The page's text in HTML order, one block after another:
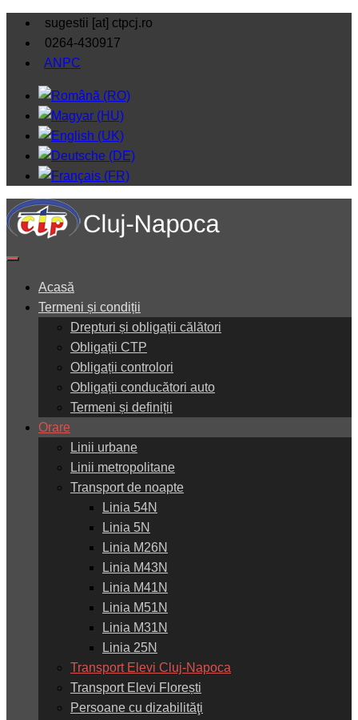
sugestii [at] ctpcj.ro
0264-430917
ANPC
Acasă
Termeni și condiții
Drepturi și obligații călători
Obligații CTP
Obligații controlori
Obligații conducători auto
Termeni și definiții
Orare
Linii urbane
Linii metropolitane
Transport de noapte
Linia 54N
Linia 5N
Linia M26N
Linia M43N
Linia M41N
Linia M51N
Linia M31N
Linia 25N
Transport Elevi Cluj-Napoca
Transport Elevi Florești
Persoane cu dizabilităţi